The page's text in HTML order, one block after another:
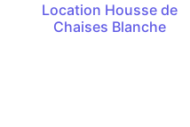
Location Housse de
Chaises Blanche